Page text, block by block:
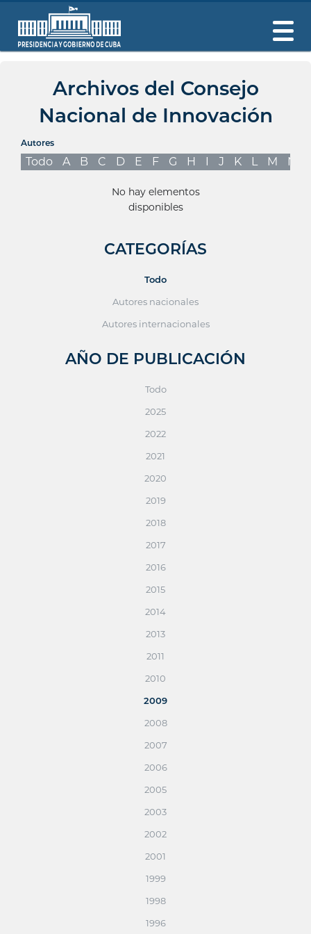
Archivos del Consejo
Nacional de Innovación
Autores
Todo A B C D E F G H I J K L M N
No hay elementos
disponibles
CATEGORÍAS
Todo
Autores nacionales
Autores internacionales
AÑO DE PUBLICACIÓN
Todo
2025
2022
2021
2020
2019
2018
2017
2016
2015
2014
2013
2011
2010
2009
2008
2007
2006
2005
2003
2002
2001
1999
1998
1996